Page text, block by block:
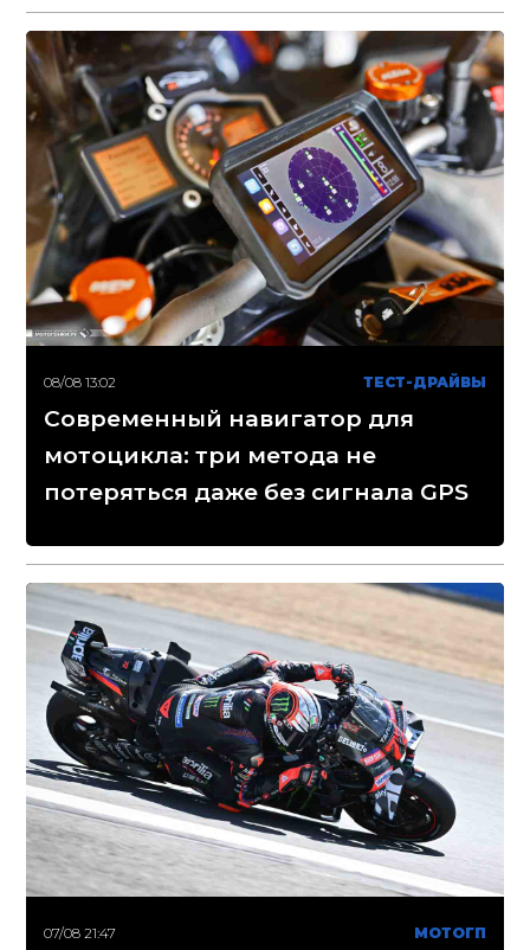
08/08 13:02 ТЕСТ-ДРАЙВЫ
Современный навигатор для
мотоцикла: три метода не
потеряться даже без сигнала GPS
07/08 21:47 МОТОГП